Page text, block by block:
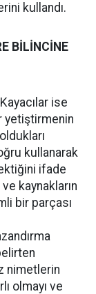
kullandı.
BİLİNCİNE
ise
yetiştirmenin
kullanarak
ifade
kaynakların
bir parçası
nimetlerin
olmayı ve